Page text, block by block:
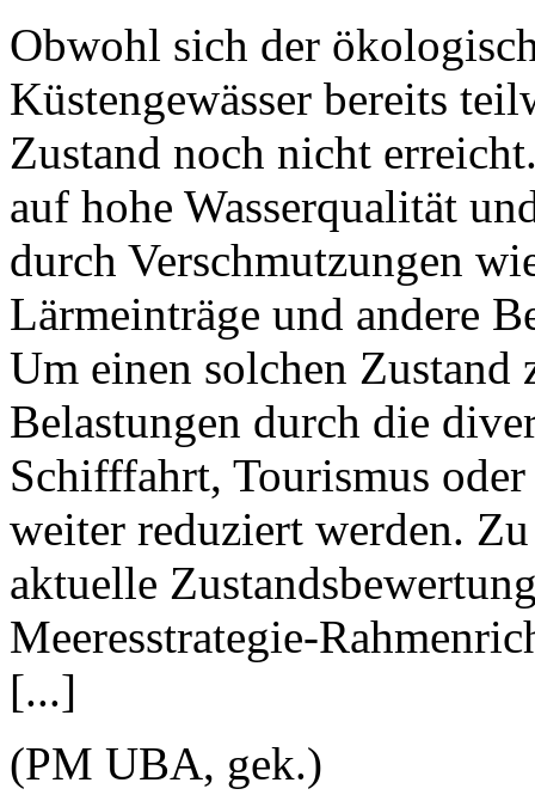
Obwohl sich der
Küstengewässer bereits
Zustand noch nicht
auf hohe Wasserqualität
durch Verschmutzungen
Lärmeinträge und andere
Um einen solchen Zustand
Belastungen durch die
Schifffahrt, Tourismus
weiter reduziert werden.
aktuelle
Meeresstrategie-
[...]
(PM UBA, gek.)